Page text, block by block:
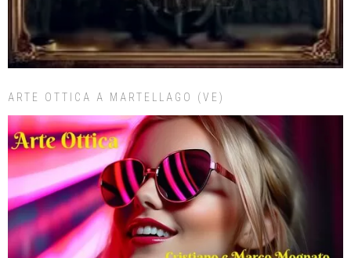
ARTE OTTICA A MARTELLAGO (VE)